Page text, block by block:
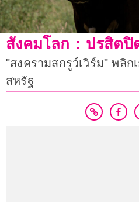
สังคมโลก : ปรสิต
"สงครามสกรูว์เวิร์ม" พลิก
สหรัฐ